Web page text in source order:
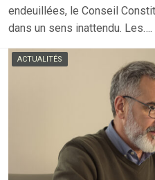
endeuillées, le Conseil
dans un sens inattendu. Les….
ACTUALITÉS